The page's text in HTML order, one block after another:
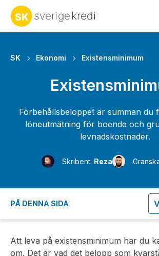
SK Ekonomi Existensminimum
Förbehållsbeloppet är summan du
löneutmätning för boende och
levnadskostnader.
Skribent: Reza
PÅ DENNA SIDA
Att leva på existensminimum har du
om. Det är vad det belopp som